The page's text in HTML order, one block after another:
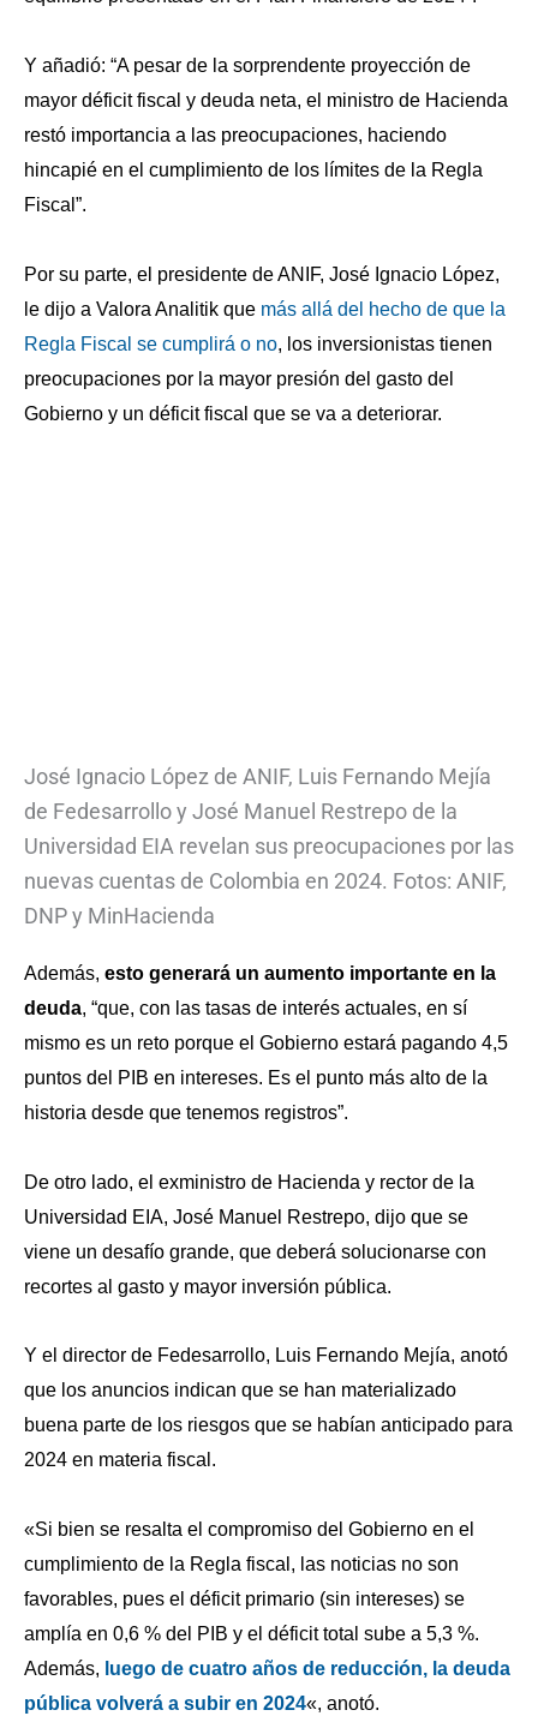
Y añadió: “A pesar de la sorprendente proyección de
mayor déficit fiscal y deuda neta, el ministro de Hacienda
restó importancia a las preocupaciones, haciendo
hincapié en el cumplimiento de los límites de la Regla
Fiscal”.
Por su parte, el presidente de ANIF, José Ignacio López,
le dijo a Valora Analitik que más allá del hecho de que la
Regla Fiscal se cumplirá o no, los inversionistas tienen
preocupaciones por la mayor presión del gasto del
Gobierno y un déficit fiscal que se va a deteriorar.
José Ignacio López de ANIF, Luis Fernando Mejía
de Fedesarrollo y José Manuel Restrepo de la
Universidad EIA revelan sus preocupaciones por las
nuevas cuentas de Colombia en 2024. Fotos: ANIF,
DNP y MinHacienda
Además, esto generará un aumento importante en la
deuda, “que, con las tasas de interés actuales, en sí
mismo es un reto porque el Gobierno estará pagando 4,5
puntos del PIB en intereses. Es el punto más alto de la
historia desde que tenemos registros”.
De otro lado, el exministro de Hacienda y rector de la
Universidad EIA, José Manuel Restrepo, dijo que se
viene un desafío grande, que deberá solucionarse con
recortes al gasto y mayor inversión pública.
Y el director de Fedesarrollo, Luis Fernando Mejía, anotó
que los anuncios indican que se han materializado
buena parte de los riesgos que se habían anticipado para
2024 en materia fiscal.
«Si bien se resalta el compromiso del Gobierno en el
cumplimiento de la Regla fiscal, las noticias no son
favorables, pues el déficit primario (sin intereses) se
amplía en 0,6 % del PIB y el déficit total sube a 5,3 %.
Además, luego de cuatro años de reducción, la deuda
pública volverá a subir en 2024«, anotó.